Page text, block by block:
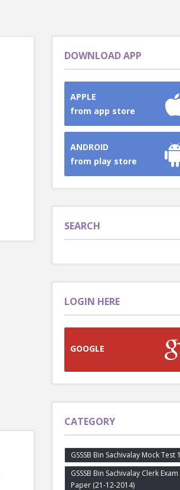
DOWNLOAD APP
APPLE
from app store
ANDROID
from play store
SEARCH
LOGIN HERE
GOOGLE
CATEGORY
GSSSB Bin Sachivalay Mock Test 1
GSSSB Bin Sachivalay Clerk Exam
Paper (21-12-2014)